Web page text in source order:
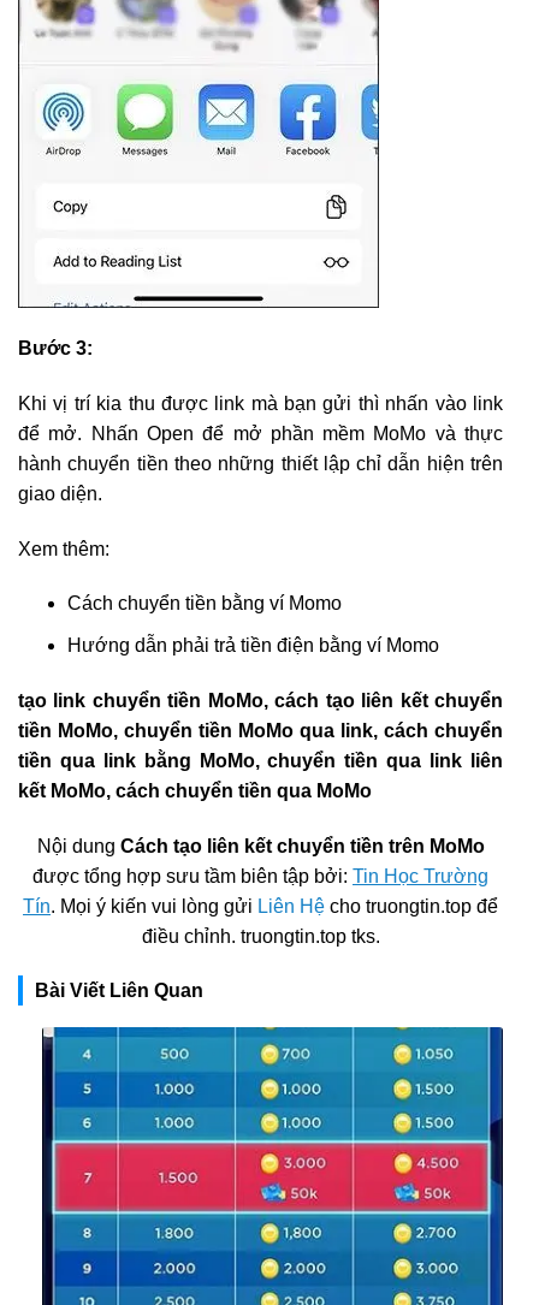
Bước 3:
Khi vị trí kia thu được link mà bạn gửi thì nhấn vào link
để mở. Nhấn Open để mở phần mềm MoMo và thực
hành chuyển tiền theo những thiết lập chỉ dẫn hiện trên
giao diện.
Xem thêm:
Cách chuyển tiền bằng ví Momo
Hướng dẫn phải trả tiền điện bằng ví Momo
tạo link chuyển tiền MoMo, cách tạo liên kết chuyển
tiền MoMo, chuyển tiền MoMo qua link, cách chuyển
tiền qua link bằng MoMo, chuyển tiền qua link liên
kết MoMo, cách chuyển tiền qua MoMo
Nội dung Cách tạo liên kết chuyển tiền trên MoMo
được tổng hợp sưu tầm biên tập bởi: Tin Học Trường
Tín. Mọi ý kiến vui lòng gửi Liên Hệ cho truongtin.top để
điều chỉnh. truongtin.top tks.
Bài Viết Liên Quan